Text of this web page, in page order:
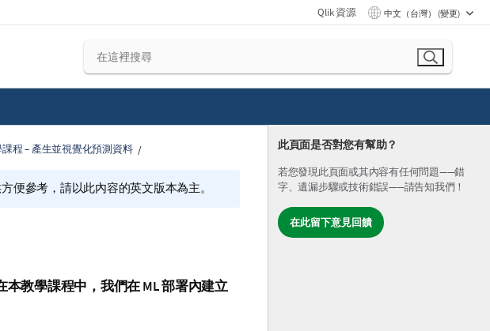
Qlik 資源 中文（台灣） (變更)
此頁面是否對您有幫助？
若您發現此頁面或其內容有任何問題——錯
字、遺漏步驟或技術錯誤——請告知我們！
在此留下意見回饋
課程 – 產生並視覺化預測資料
便參考，請以此內容的英文版本為主。
教學課程中，我們在 ML 部署內建立